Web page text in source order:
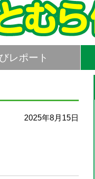
レポート
2025年8月15日